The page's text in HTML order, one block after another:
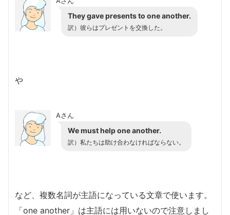
They gave presents to one another.
訳）彼らはプレゼントを交換した。
や
Aさん
We must help one another.
訳）私たちは助け合わなければならない。
など、複数名詞が主語になっている文章で使います。
「one another」は主語には用いないので注意しまし